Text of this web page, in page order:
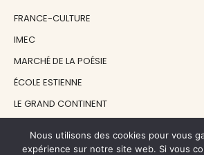
FRANCE-CULTURE
IMEC
MARCHÉ DE LA POÉSIE
ÉCOLE ESTIENNE
LE GRAND CONTINENT
EN ATTENDANT NADEAU
Nous utilisons des cookies pour vous
expérience sur notre site web. Si vous